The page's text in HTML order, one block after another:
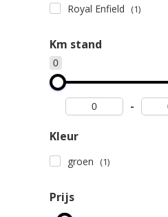
Royal Enfield (1)
Km stand
0
-
Kleur
groen (1)
Prijs